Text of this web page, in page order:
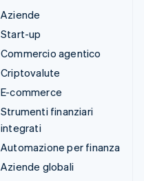
Aziende
Start-up
Commercio agentico
Criptovalute
E-commerce
Strumenti finanziari
integrati
Automazione per finanza
Aziende globali